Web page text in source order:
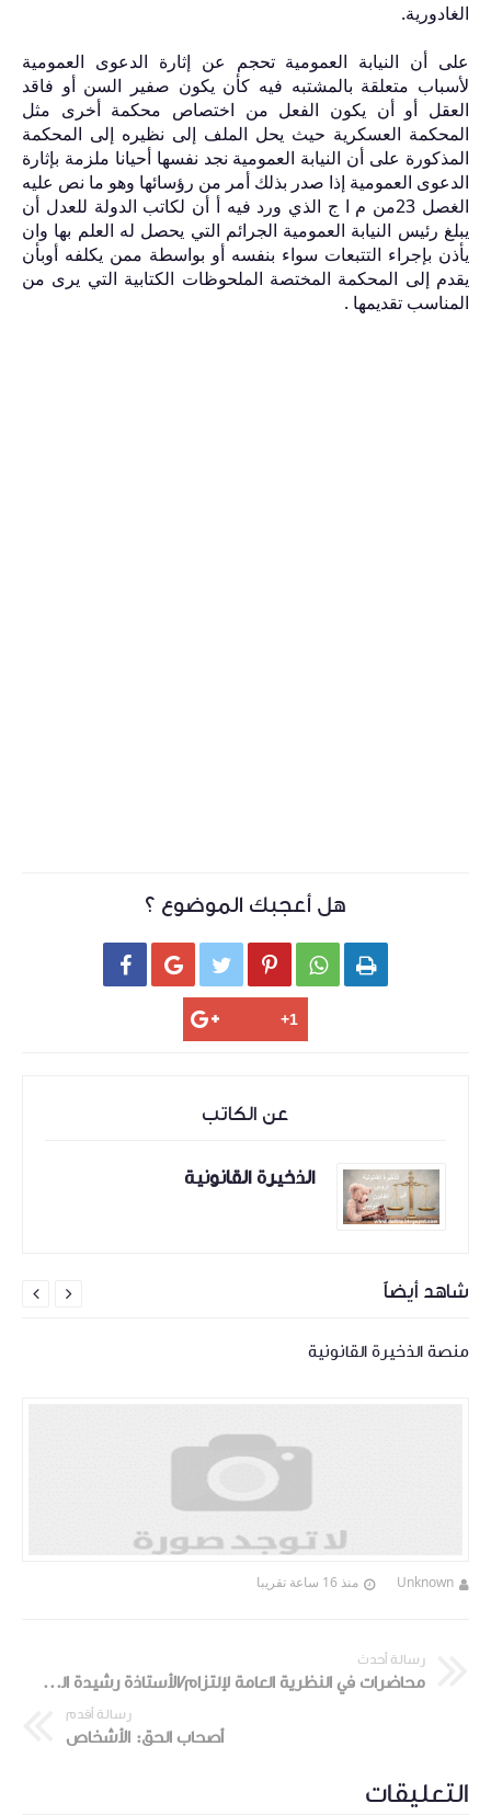
الغادورية.
على أن النيابة العمومية تحجم عن إثارة الدعوى العمومية
لأسباب متعلقة بالمشتبه فيه كأن يكون صفير السن أو فاقد
العقل أو أن يكون الفعل من اختصاص محكمة أخرى مثل
المحكمة العسكرية حيث يحل الملف إلى نظيره إلى المحكمة
المذكورة على أن النيابة العمومية نجد نفسها أحيانا ملزمة بإثارة
الدعوى العمومية إذا صدر بذلك أمر من رؤسائها وهو ما نص عليه
الغصل 23من م ا ج الذي ورد فيه أ أن لكاتب الدولة للعدل أن
يبلغ رئيس النيابة العمومية الجرائم التي يحصل له العلم بها وان
يأذن بإجراء التتبعات سواء بنفسه أو بواسطة ممن يكلفه أوبأن
يقدم إلى المحكمة المختصة الملحوظات الكتابية التي يرى من
المناسب تقديمها .
هل أعجبك الموضوع ؟
     
عن الكاتب
الذخيرة القانونية
شاهد أيضاً
منصة الذخيرة القانونية
Unknown منذ 16 ساعة تقريبا


رسالة أحدث
محاضرات في النظرية العامة لإلتزام/الأستاذة رشيدة الجلاصي
رسالة أقدم
أصحاب الحق: الأشخاص
التعليقات